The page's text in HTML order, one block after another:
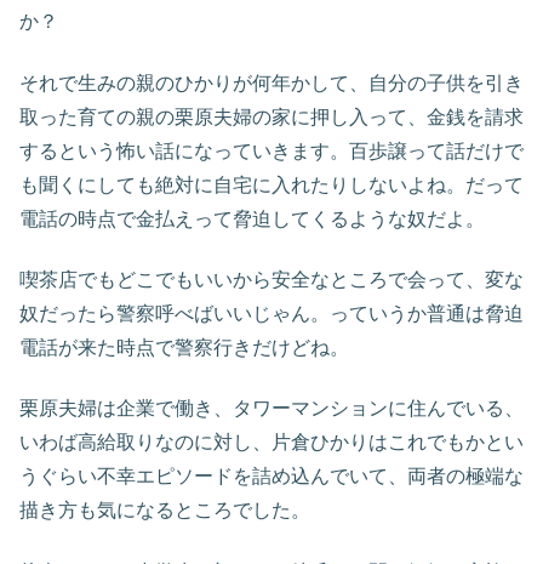
か？
それで生みの親のひかりが何年かして、自分の子供を引き
取った育ての親の栗原夫婦の家に押し入って、金銭を請求
するという怖い話になっていきます。百歩譲って話だけで
も聞くにしても絶対に自宅に入れたりしないよね。だって
電話の時点で金払えって脅迫してくるような奴だよ。
喫茶店でもどこでもいいから安全なところで会って、変な
奴だったら警察呼べばいいじゃん。っていうか普通は脅迫
電話が来た時点で警察行きだけどね。
栗原夫婦は企業で働き、タワーマンションに住んでいる、
いわば高給取りなのに対し、片倉ひかりはこれでもかとい
うぐらい不幸エピソードを詰め込んでいて、両者の極端な
描き方も気になるところでした。